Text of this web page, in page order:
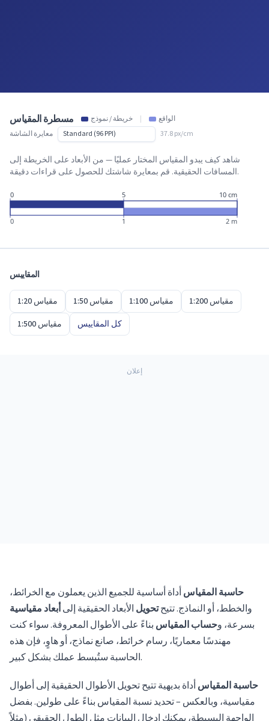
مسطرة المقياس خريطة / نموذج |
الواقع
معايرة الشاشة
37.8 px/cm
شاهد كيف يبدو المقياس المختار عمليًا — من الأبعاد على الخريطة إلى
المسافات الحقيقية. قم بمعايرة شاشتك للحصول على قراءات دقيقة.
0
0
5
1
10 cm
2 m
المقاييس
مقياس 1:20 مقياس 1:50 مقياس 1:100
مقياس 1:200
مقياس 1:500
كل المقاييس
إعلان
حاسبة المقياس أداة أساسية للجميع الذين يعملون مع الخرائط،
والخطط، أو النماذج. تتيحتحويل الأبعاد الحقيقية إلىأبعاد مقياسية
بسرعة، وحساب المقياس بناءً على الأطوال المعروفة. سواء كنت
مهندسًا معماريًا، رسام خرائط، صانع نماذج، أو هاوٍ، فإن هذه
الحاسبة ستُبسط عملك بشكل كبير.
حاسبة المقياس أداة بديهية تتيح تحويل الأطوال الحقيقية إلى أطوال
مقياسية، وبالعكس – تحديد نسبة المقياس بناءً على طولين. بفضل
الواجهة البسيطة، يمكنك إدخال البيانات مثل الطول الحقيقي (مثلاً